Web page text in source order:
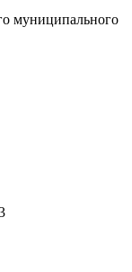
муниципального